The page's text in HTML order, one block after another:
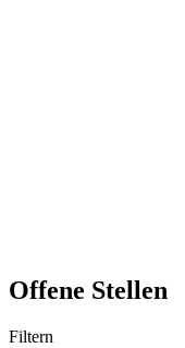
Offene Stellen
Filtern